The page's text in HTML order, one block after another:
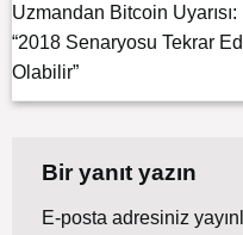
Uzmandan Bitcoin Uyarısı:
“2018 Senaryosu Tekrar
Olabilir”
Bir yanıt yazın
E-posta adresiniz